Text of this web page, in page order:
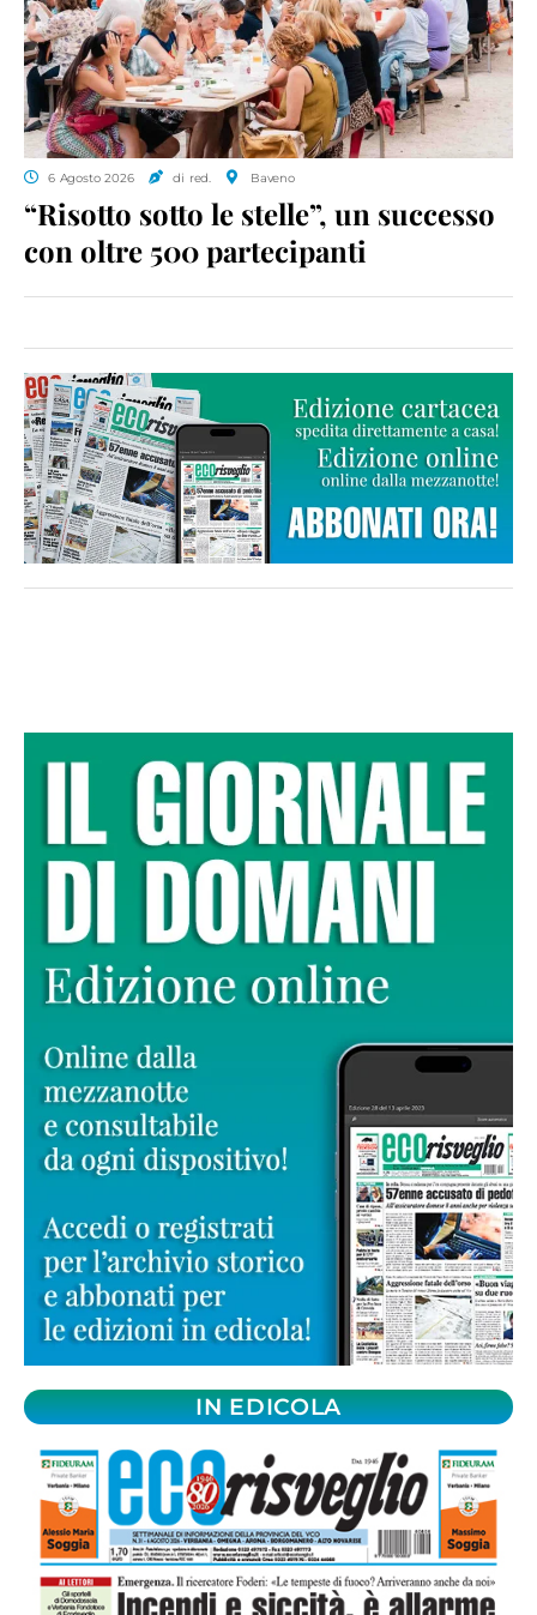
6 Agosto 2026 di red. Baveno
“Risotto sotto le stelle”, un successo
con oltre 500 partecipanti
IN EDICOLA